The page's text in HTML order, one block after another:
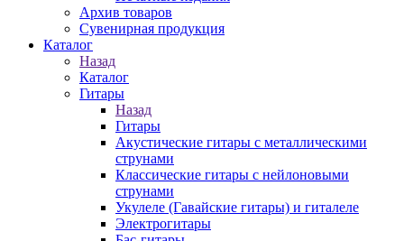
Архив товаров
Сувенирная продукция
Каталог
Назад
Каталог
Гитары
Назад
Гитары
Акустические гитары с металлическими
струнами
Классические гитары с нейлоновыми
струнами
Укулеле (Гавайские гитары) и гиталеле
Электрогитары